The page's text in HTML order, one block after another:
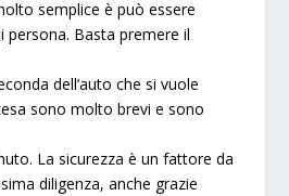
semplice è può essere
persona. Basta premere il
dell’auto che si vuole
sono molto brevi e sono
La sicurezza è un fattore da
diligenza, anche grazie